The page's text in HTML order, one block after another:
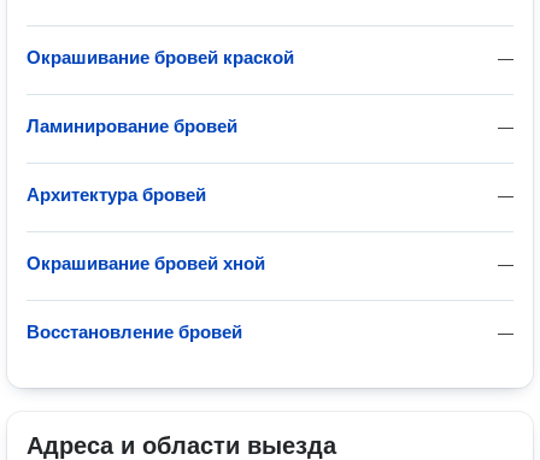
—
Окрашивание бровей краской
—
Ламинирование бровей
—
Архитектура бровей
—
Окрашивание бровей хной
—
Восстановление бровей
Адреса и области выезда